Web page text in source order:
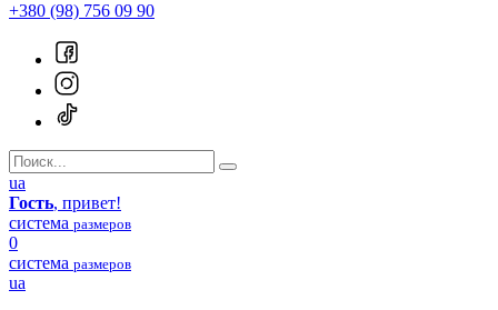
+380 (98) 756 09 90
ua
Гость, привет!
система размеров
0
система размеров
ua